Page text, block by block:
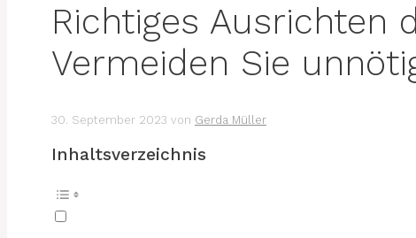
Richtiges Ausrichten
Vermeiden Sie
30. September 2023 von Gerda Müller
Inhaltsverzeichnis